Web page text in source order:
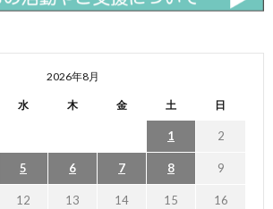
2026年8月
水 木 金 土 日
1 2
5 6 7 8 9
12 13 14 15 16